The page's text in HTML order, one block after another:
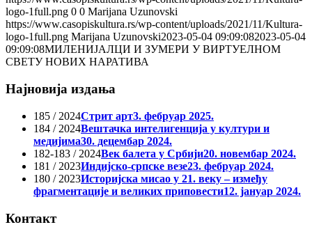
logo-1full.png 0 0 Marijana Uzunovski
https://www.casopiskultura.rs/wp-content/uploads/2021/11/Kultura-
logo-1full.png Marijana Uzunovski2023-05-04 09:09:082023-05-04
09:09:08МИЛЕНИЈАЛЦИ И ЗУМЕРИ У ВИРТУЕЛНОМ
СВЕТУ НОВИХ НАРАТИВА
Најновија издања
185 / 2024Стрит арт3. фебруар 2025.
184 / 2024Вештачка интелигенција у култури и
медијима30. децембар 2024.
182-183 / 2024Век балета у Србији20. новембар 2024.
181 / 2023Индијско-српске везе23. фебруар 2024.
180 / 2023Историјска мисао у 21. веку – између
фрагментације и великих приповести12. јануар 2024.
Контакт